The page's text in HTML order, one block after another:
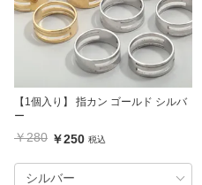
【1個入り】 指カン ゴールド シルバ
ー
￥280 ￥250 税込